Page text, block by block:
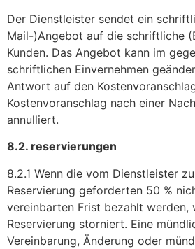
Der Dienstleister sendet ein
Mail-)Angebot auf die schriftliche
Kunden. Das Angebot kann im
schriftlichen Einvernehmen
Antwort auf den
Kostenvoranschlag nach einer
annulliert.
8.2. reservierungen
8.2.1 Wenn die vom Dienstleister
Reservierung geforderten 50 %
vereinbarten Frist bezahlt werden,
Reservierung storniert. Eine
Vereinbarung, Änderung oder